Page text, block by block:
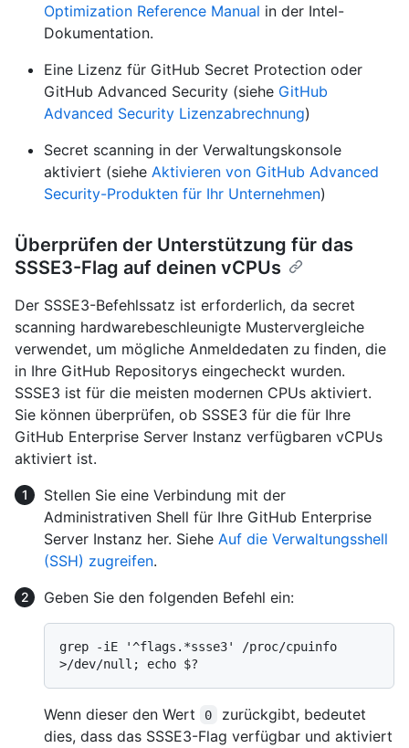
Optimization Reference Manual in der Intel-
Dokumentation.
Eine Lizenz für GitHub Secret Protection oder
GitHub Advanced Security (siehe GitHub
Advanced Security Lizenzabrechnung)
Secret scanning in der Verwaltungskonsole
aktiviert (siehe Aktivieren von GitHub Advanced
Security-Produkten für Ihr Unternehmen)
Überprüfen der Unterstützung für das
SSSE3-Flag auf deinen vCPUs
Der SSSE3-Befehlssatz ist erforderlich, da secret
scanning hardwarebeschleunigte Mustervergleiche
verwendet, um mögliche Anmeldedaten zu finden, die
in Ihre GitHub Repositorys eingecheckt wurden.
SSSE3 ist für die meisten modernen CPUs aktiviert.
Sie können überprüfen, ob SSSE3 für die für Ihre
GitHub Enterprise Server Instanz verfügbaren vCPUs
aktiviert ist.
Stellen Sie eine Verbindung mit der
Administrativen Shell für Ihre GitHub Enterprise
Server Instanz her. Siehe Auf die Verwaltungsshell
(SSH) zugreifen.
Geben Sie den folgenden Befehl ein:
grep -iE '^flags.*ssse3' /proc/cpuinfo
Wenn dieser den Wert 0
zurückgibt, bedeutet
dies, dass das SSSE3-Flag verfügbar und aktiviert